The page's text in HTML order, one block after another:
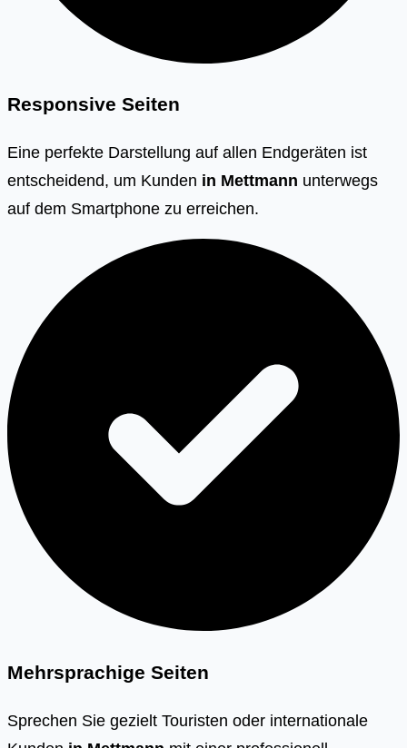
Responsive Seiten
Eine perfekte Darstellung auf allen Endgeräten ist
entscheidend, um Kunden in Mettmann unterwegs
auf dem Smartphone zu erreichen.
Mehrsprachige Seiten
Sprechen Sie gezielt Touristen oder internationale